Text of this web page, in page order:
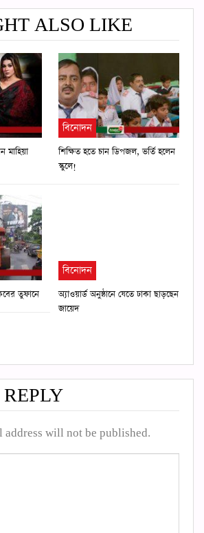
ALSO LIKE
মাহিয়া
বিনোদন
শিক্ষিত হতে চান ডিপজল, ভর্তি হলেন
স্কুলে!
তুফানে
বিনোদন
অ্যাওয়ার্ড অনুষ্ঠানে যেতে ঢাকা ছাড়ছেন
জায়েদ
address will not be published.